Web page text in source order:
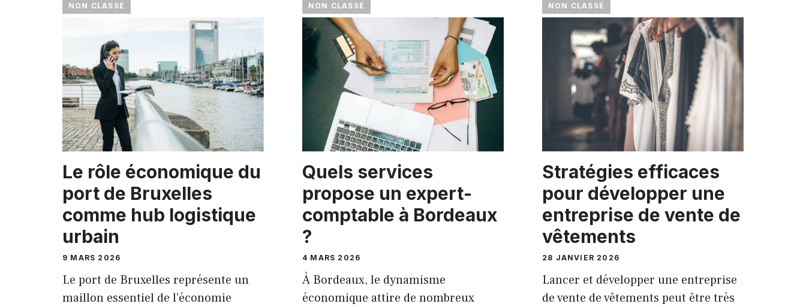
NON CLASSÉ
Le rôle économique du
port de Bruxelles
comme hub logistique
urbain
9 MARS 2026
Le port de Bruxelles représente un
maillon essentiel de l’économie
NON CLASSÉ
Quels services
propose un expert-
comptable à Bordeaux
?
4 MARS 2026
À Bordeaux, le dynamisme
économique attire de nombreux
NON CLASSÉ
Stratégies efficaces
pour développer une
entreprise de vente de
vêtements
28 JANVIER 2026
Lancer et développer une entreprise
de vente de vêtements peut être très